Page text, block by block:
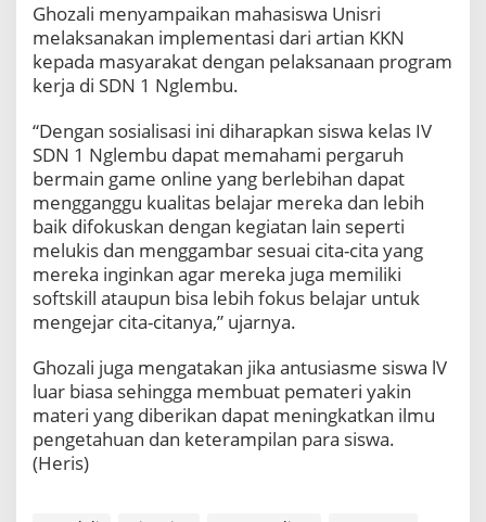
Ghozali menyampaikan mahasiswa Unisri
melaksanakan implementasi dari artian KKN
kepada masyarakat dengan pelaksanaan program
kerja di SDN 1 Nglembu.
“Dengan sosialisasi ini diharapkan siswa kelas IV
SDN 1 Nglembu dapat memahami pergaruh
bermain game online yang berlebihan dapat
mengganggu kualitas belajar mereka dan lebih
baik difokuskan dengan kegiatan lain seperti
melukis dan menggambar sesuai cita-cita yang
mereka inginkan agar mereka juga memiliki
softskill ataupun bisa lebih fokus belajar untuk
mengejar cita-citanya,” ujarnya.
Ghozali juga mengatakan jika antusiasme siswa lV
luar biasa sehingga membuat pemateri yakin
materi yang diberikan dapat meningkatkan ilmu
pengetahuan dan keterampilan para siswa.
(Heris)